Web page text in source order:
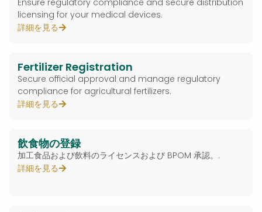
Ensure regulatory compliance and secure distribution
licensing for your medical devices.
詳細を見る
Fertilizer Registration
Secure official approval and manage regulatory
compliance for agricultural fertilizers.
詳細を見る
飲食物の登録
加工食品および飲料のライセンスおよび BPOM 承認。.
詳細を見る